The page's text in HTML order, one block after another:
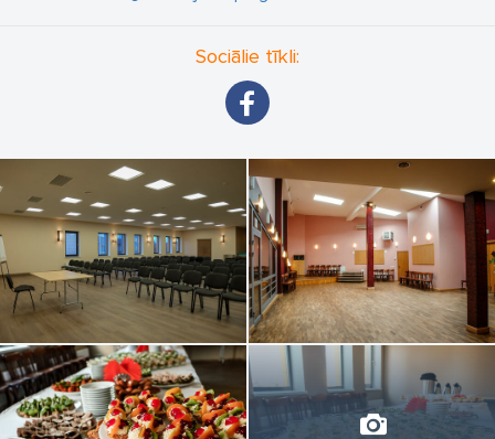
un elastīgu cenu politiku.
Sociālie tīkli: